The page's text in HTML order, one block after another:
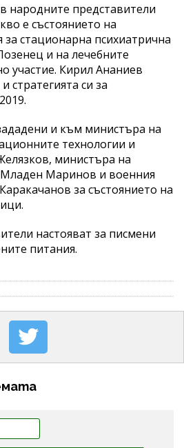
народните представители
е състоянието на
за стационарна психиатрична
и на лечебните
участие. Кирил Ананиев
стратегията си за
и към министъра на
технологии и
министъра на
Маринов и военния
за състоянието на
настояват за писмени
питания.